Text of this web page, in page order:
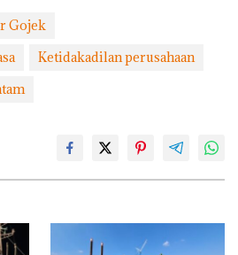
Gojek
Ketidakadilan perusahaan